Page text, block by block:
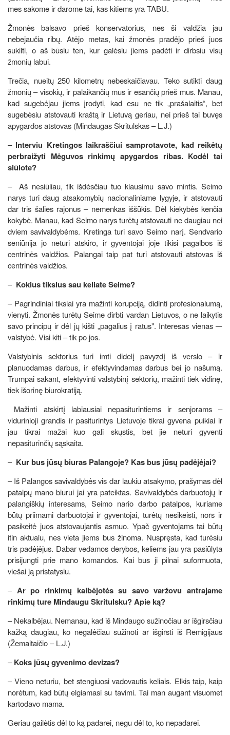
mes sakome ir darome tai, kas kitiems yra TABU.
Žmonės balsavo prieš konservatorius, nes ši valdžia jau
nebejaučia ribų. Atėjo metas, kai žmonės pradėjo prieš juos
sukilti, o aš būsiu ten, kur galėsiu jiems padėti ir dirbsiu visų
žmonių labui.
Trečia, nueitų 250 kilometrų nebeskaičiavau. Teko sutikti daug
žmonių – visokių, ir palaikančių mus ir esančių prieš mus. Manau,
kad sugebėjau jiems įrodyti, kad esu ne tik „prašalaitis“, bet
sugebėsiu atstovauti kraštą ir Lietuvą geriau, nei prieš tai buvęs
apygardos atstovas (Mindaugas Skritulskas – L.J.)
–Interviu Kretingos laikraščiui samprotavote, kad reikėtų
perbraižyti Mėguvos rinkimų apygardos ribas. Kodėl tai
siūlote?
–
Aš nesiūliau, tik išdėsčiau tuo klausimu savo mintis. Seimo
narys turi daug atsakomybių nacionaliniame lygyje, ir atstovauti
dar tris šalies rajonus – nemenkas iššūkis. Dėl kiekybės kenčia
kokybė. Manau, kad Seimo narys turėtų atstovauti ne daugiau nei
dviem savivaldybėms. Kretinga turi savo Seimo narį. Sendvario
seniūnija jo neturi atskiro, ir gyventojai joje tikisi pagalbos iš
centrinės valdžios. Palangai taip pat turi atstovauti atstovas iš
centrinės valdžios.
–Kokius tikslus sau keliate Seime?
– Pagrindiniai tikslai yra mažinti korupciją, didinti profesionalumą,
vienyti. Žmonės turėtų Seime dirbti vardan Lietuvos, o ne laikytis
savo principų ir dėl jų kišti „pagalius į ratus". Interesas vienas –-
valstybė. Visi kiti – tik po jos.
Valstybinis sektorius turi imti didelį pavyzdį iš verslo – ir
planuodamas darbus, ir efektyvindamas darbus bei jo našumą.
Trumpai sakant, efektyvinti valstybinį sektorių, mažinti tiek vidinę,
tiek išorinę biurokratiją.
Mažinti atskirtį labiausiai nepasiturintiems ir senjorams –
vidurinioji grandis ir pasiturintys Lietuvoje tikrai gyvena puikiai ir
jau tikrai mažai kuo gali skųstis, bet jie neturi gyventi
nepasiturinčių sąskaita.
–Kur bus jūsų biuras Palangoje? Kas bus jūsų padėjėjai?
– Iš Palangos savivaldybės vis dar laukiu atsakymo, prašymas dėl
patalpų mano biurui jai yra pateiktas. Savivaldybės darbuotojų ir
palangiškių interesams, Seimo nario darbo patalpos, kuriame
būtų priimami darbuotojai ir gyventojai, turėtų nesikeisti, nors ir
pasikeitė juos atstovaujantis asmuo. Ypač gyventojams tai būtų
itin aktualu, nes vieta jiems bus žinoma. Nuspręsta, kad turėsiu
tris padėjėjus. Dabar vedamos derybos, keliems jau yra pasiūlyta
prisijungti prie mano komandos. Kai bus ji pilnai suformuota,
viešai ją pristatysiu.
–Ar po rinkimų kalbėjotės su savo varžovu antrajame
rinkimų ture Mindaugu Skritulsku? Apie ką?
– Nekalbėjau. Nemanau, kad iš Mindaugo sužinočiau ar išgirsčiau
kažką daugiau, ko negalėčiau sužinoti ar išgirsti iš Remigijaus
(Žemaitaičio – L.J.)
–Koks jūsų gyvenimo devizas?
– Vieno neturiu, bet stengiuosi vadovautis keliais. Elkis taip, kaip
norėtum, kad būtų elgiamasi su tavimi. Tai man augant visuomet
kartodavo mama.
Geriau gailėtis dėl to ką padarei, negu dėl to, ko nepadarei.